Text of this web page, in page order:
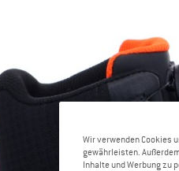
Wir verwenden Cookies
gewährleisten.
Inhalte und Werbung zu